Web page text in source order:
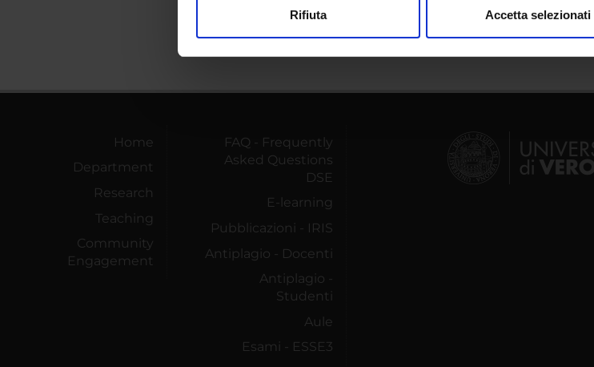
Rifiuta Accetta selezionati
Home
Department
Research
Teaching
Community
Engagement
FAQ - Frequently
Asked Questions
DSE
E-learning
Pubblicazioni - IRIS
Antiplagio - Docenti
Antiplagio -
Studenti
Aule
Esami - ESSE3